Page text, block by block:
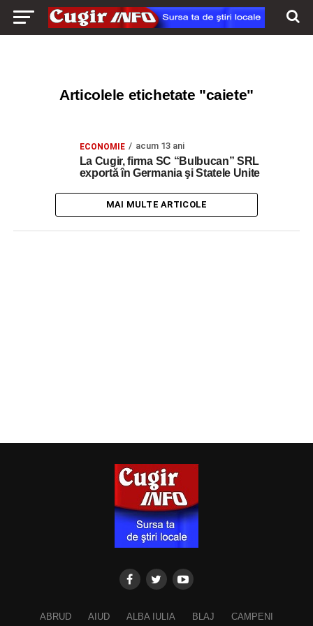
Articolele etichetate "caiete"
ECONOMIE acum 13 ani
La Cugir, firma SC “Bulbucan” SRL
exportă în Germania şi Statele Unite
MAI MULTE ARTICOLE
ABRUD AIUD ALBA IULIA BLAJ CAMPENI